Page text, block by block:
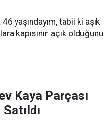
yaşındayım, tabii ki aşık
kapısının açık olduğunu
Kaya Parçası